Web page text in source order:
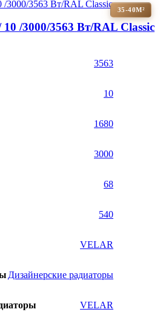
35-40М²
/3000/3563 Вт/RAL Classic
3563
10
1680
3000
68
540
VELAR
Дизайнерские радиаторы
VELAR